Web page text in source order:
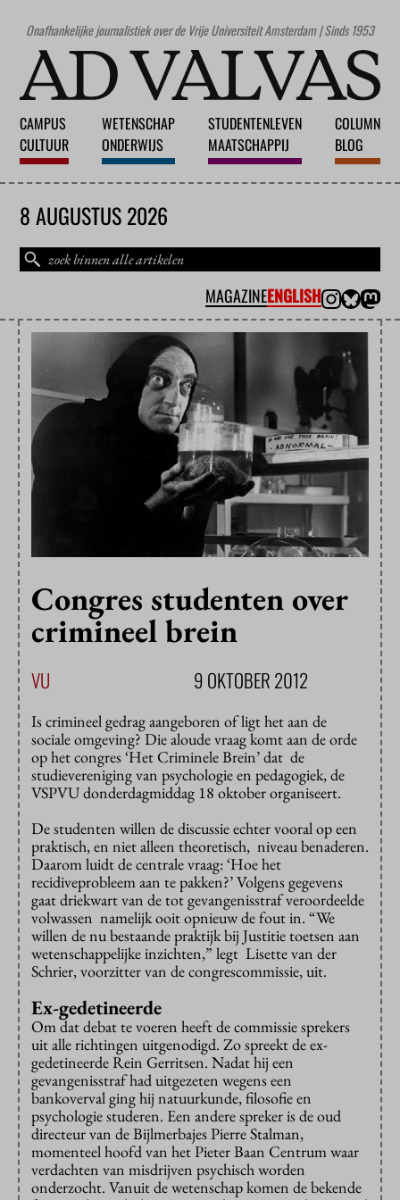
Onafhankelijke journalistiek over de Vrije Universiteit Amsterdam | Sinds 1953
CAMPUS
CULTUUR
WETENSCHAP
ONDERWIJS
STUDENTENLEVEN
MAATSCHAPPIJ
COLUMN
BLOG
8 AUGUSTUS 2026
MAGAZINEENGLISH
Congres studenten over
crimineel brein
VU 9 OKTOBER 2012
Is crimineel gedrag aangeboren of ligt het aan de
sociale omgeving? Die aloude vraag komt aan de orde
op het congres ‘Het Criminele Brein’ dat de
studievereniging van psychologie en pedagogiek, de
VSPVU donderdagmiddag 18 oktober organiseert.
De studenten willen de discussie echter vooral op een
praktisch, en niet alleen theoretisch, niveau benaderen.
Daarom luidt de centrale vraag: ‘Hoe het
recidiveprobleem aan te pakken?’ Volgens gegevens
gaat driekwart van de tot gevangenisstraf veroordeelde
volwassen namelijk ooit opnieuw de fout in. “We
willen de nu bestaande praktijk bij Justitie toetsen aan
wetenschappelijke inzichten,” legt Lisette van der
Schrier, voorzitter van de congrescommissie, uit.
Ex-gedetineerde
Om dat debat te voeren heeft de commissie sprekers
uit alle richtingen uitgenodigd. Zo spreekt de ex-
gedetineerde Rein Gerritsen. Nadat hij een
gevangenisstraf had uitgezeten wegens een
bankoverval ging hij natuurkunde, filosofie en
psychologie studeren. Een andere spreker is de oud
directeur van de Bijlmerbajes Pierre Stalman,
momenteel hoofd van het Pieter Baan Centrum waar
verdachten van misdrijven psychisch worden
onderzocht. Vanuit de wetenschap komen de bekende